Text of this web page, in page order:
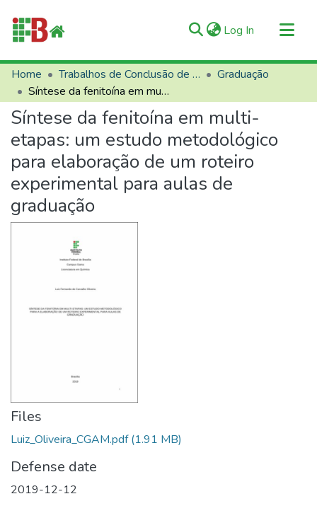
Log In (current)
Communities & Collections
All of RIIFB
Manuals and Terms
Statistics
About RIIFB
Help
Contacts
Home Trabalhos de Conclusão de Curso (TCCs)
Graduação
Síntese da fenitoína em multi-etapas: um estudo metodológico para elaboração de um roteiro experimental para aulas de graduação
Síntese da fenitoína em multi-
etapas: um estudo metodológico
para elaboração de um roteiro
experimental para aulas de
graduação
Files
Luiz_Oliveira_CGAM.pdf(1.91 MB)
Defense date
2019-12-12